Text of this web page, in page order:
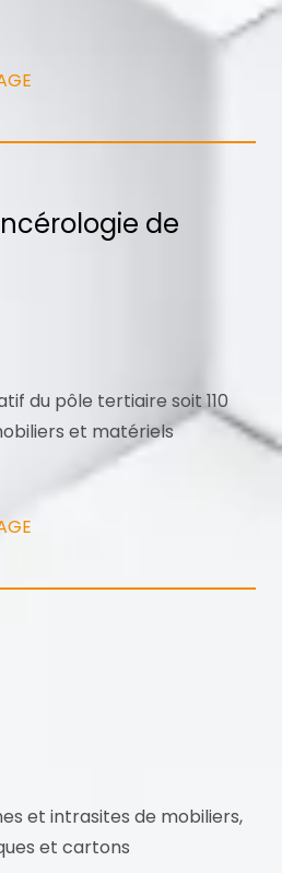
de
du pôle tertiaire soit 110
et matériels
et intrasites de mobiliers,
et cartons